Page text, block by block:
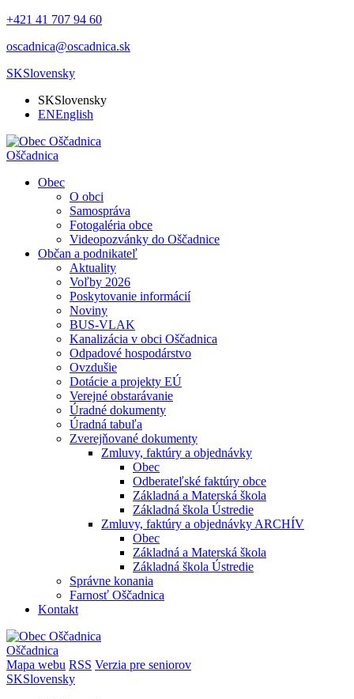
+421 41 707 94 60
oscadnica@oscadnica.sk
SKSlovensky
SKSlovensky
ENEnglish
Oščadnica
Obec
O obci
Samospráva
Fotogaléria obce
Videopozvánky do Oščadnice
Občan a podnikateľ
Aktuality
Voľby 2026
Poskytovanie informácií
Noviny
BUS-VLAK
Kanalizácia v obci Oščadnica
Odpadové hospodárstvo
Ovzdušie
Dotácie a projekty EÚ
Verejné obstarávanie
Úradné dokumenty
Úradná tabuľa
Zverejňované dokumenty
Zmluvy, faktúry a objednávky
Obec
Odberateľské faktúry obce
Základná a Materská škola
Základná škola Ústredie
Zmluvy, faktúry a objednávky ARCHÍV
Obec
Základná a Materská škola
Základná škola Ústredie
Správne konania
Farnosť Oščadnica
Kontakt
Oščadnica
Mapa webu RSS Verzia pre seniorov
SKSlovensky